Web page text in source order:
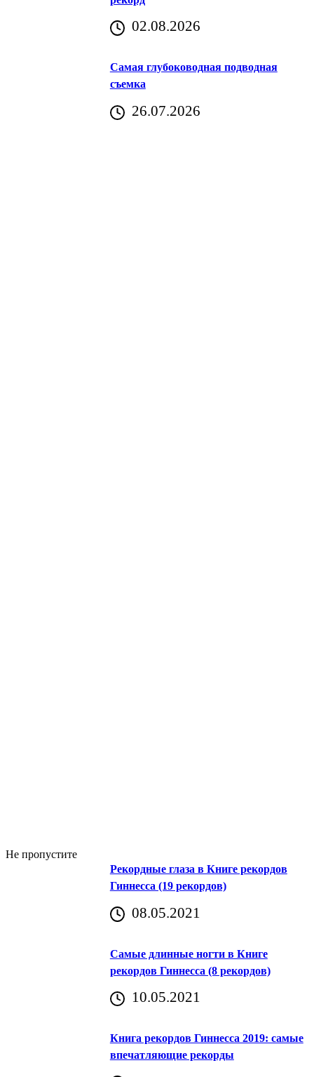
02.08.2026
Самая глубоководная подводная
съемка
26.07.2026
Не пропустите
Рекордные глаза в Книге рекордов
Гиннесса (19 рекордов)
08.05.2021
Самые длинные ногти в Книге
рекордов Гиннесса (8 рекордов)
10.05.2021
Книга рекордов Гиннесса 2019: самые
впечатляющие рекорды